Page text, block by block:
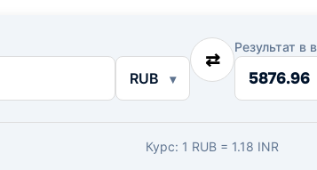
RUB
⇄
Результат в
Курс: 1 RUB = 1.18 INR